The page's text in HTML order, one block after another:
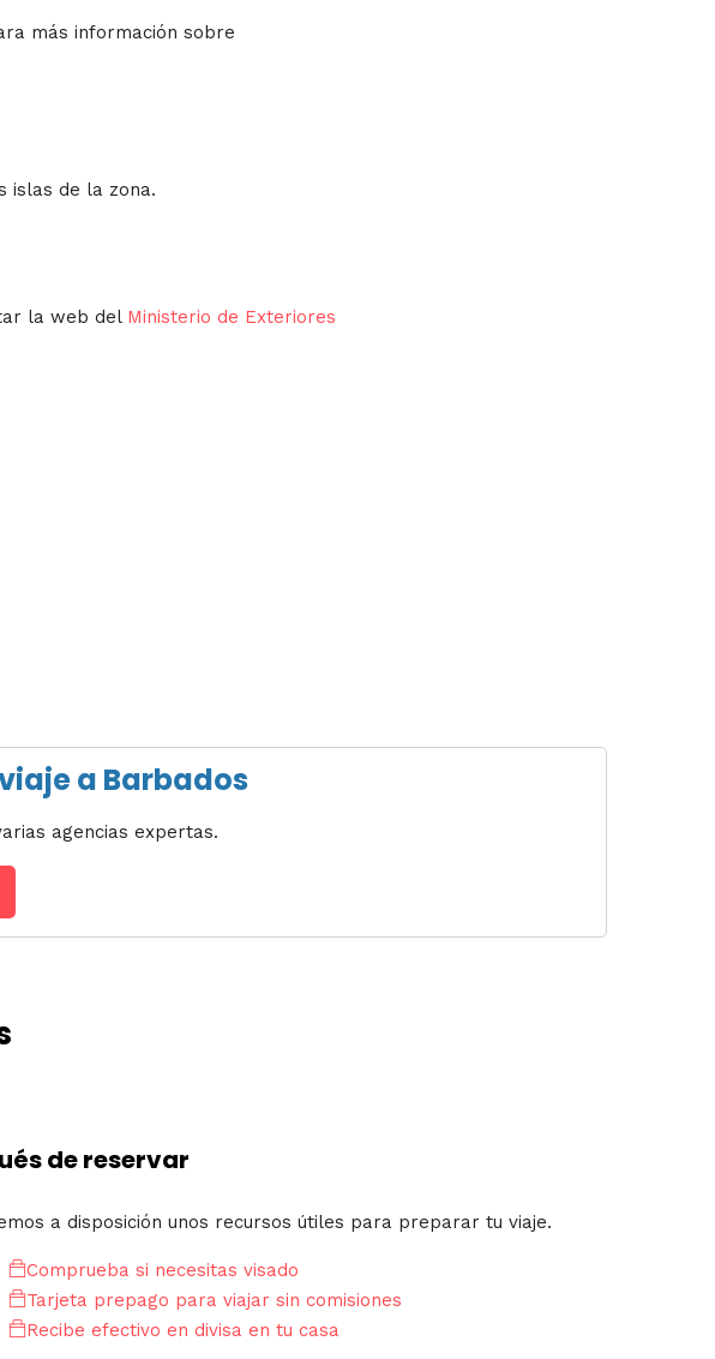
más información sobre
islas de la zona.
la web del Ministerio de Exteriores
a Barbados
agencias expertas.
de reservar
a disposición unos recursos útiles para preparar tu viaje.
Comprueba si necesitas visado
Tarjeta prepago para viajar sin comisiones
Recibe efectivo en divisa en tu casa